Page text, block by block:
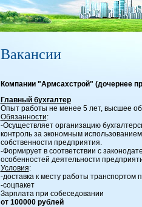
Вакансии
Компании "Армсахстрой" (дочернее
Главный бухгалтер
Опыт работы не менее 5 лет, высшее
Обязанности:
-Осуществляет организацию
контроль за экономным
собственности предприятия.
-Формирует в соответствии с
особенностей деятельности
Условия:
-доставка к месту работы транспортом
-соцпакет
Зарплата при собеседовании
от 100000 рублей